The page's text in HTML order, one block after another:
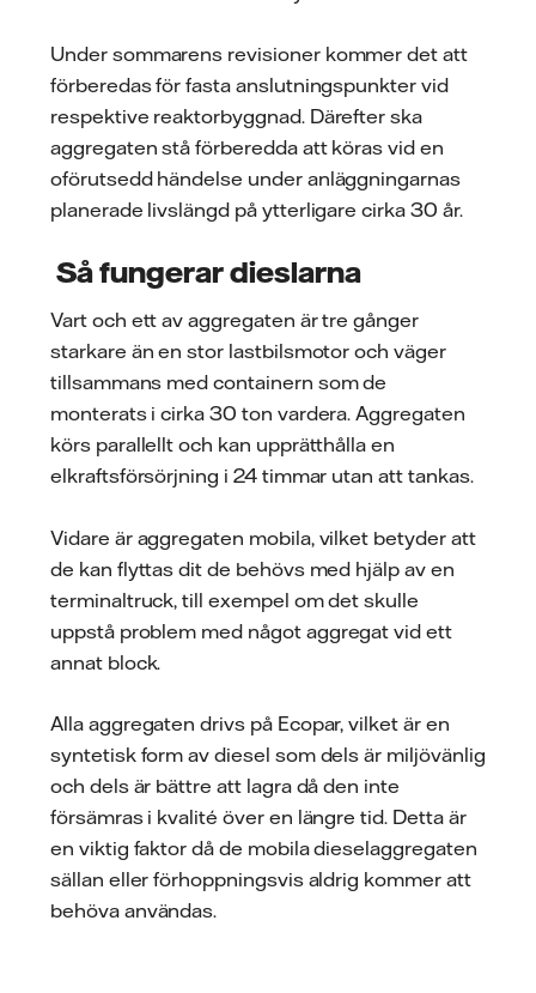
Under sommarens revisioner kommer det att
förberedas för fasta anslutningspunkter vid
respektive reaktorbyggnad. Därefter ska
aggregaten stå förberedda att köras vid en
oförutsedd händelse under anläggningarnas
planerade livslängd på ytterligare cirka 30 år.
Så fungerar dieslarna
Vart och ett av aggregaten är tre gånger
starkare än en stor lastbilsmotor och väger
tillsammans med containern som de
monterats i cirka 30 ton vardera. Aggregaten
körs parallellt och kan upprätthålla en
elkraftsförsörjning i 24 timmar utan att tankas.
Vidare är aggregaten mobila, vilket betyder att
de kan flyttas dit de behövs med hjälp av en
terminaltruck, till exempel om det skulle
uppstå problem med något aggregat vid ett
annat block.
Alla aggregaten drivs på Ecopar, vilket är en
syntetisk form av diesel som dels är miljövänlig
och dels är bättre att lagra då den inte
försämras i kvalité över en längre tid. Detta är
en viktig faktor då de mobila dieselaggregaten
sällan eller förhoppningsvis aldrig kommer att
behöva användas.